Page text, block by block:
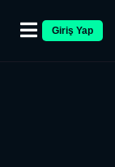
Giriş Yap